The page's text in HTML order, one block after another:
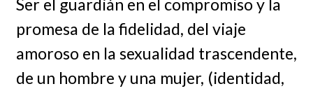
Ser el guardián en el compromiso y la
promesa de la fidelidad, del viaje
amoroso en la sexualidad trascendente,
de un hombre y una mujer, (identidad,